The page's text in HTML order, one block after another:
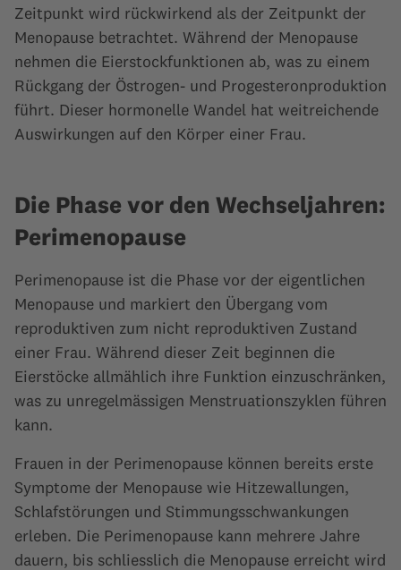
Zeitpunkt wird rückwirkend als der Zeitpunkt der
Menopause betrachtet. Während der Menopause
nehmen die Eierstockfunktionen ab, was zu einem
Rückgang der Östrogen- und Progesteronproduktion
führt. Dieser hormonelle Wandel hat weitreichende
Auswirkungen auf den Körper einer Frau.
Die Phase vor den Wechseljahren:
Perimenopause
Perimenopause ist die Phase vor der eigentlichen
Menopause und markiert den Übergang vom
reproduktiven zum nicht reproduktiven Zustand
einer Frau. Während dieser Zeit beginnen die
Eierstöcke allmählich ihre Funktion einzuschränken,
was zu unregelmässigen Menstruationszyklen führen
kann.
Frauen in der Perimenopause können bereits erste
Symptome der Menopause wie Hitzewallungen,
Schlafstörungen und Stimmungsschwankungen
erleben. Die Perimenopause kann mehrere Jahre
dauern, bis schliesslich die Menopause erreicht wird